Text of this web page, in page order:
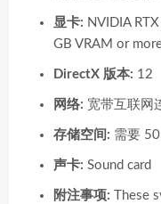
显卡: NVIDIA
GB VRAM or
DirectX 版本: 12
网络: 宽带互联网
存储空间: 需要 50
声卡: Sound card
附注事项: These